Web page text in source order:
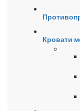
Кровати